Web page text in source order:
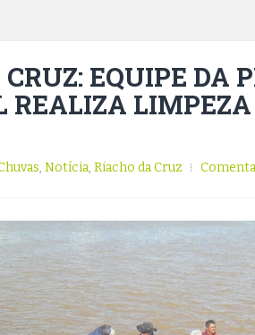
EQUIPE DA
REALIZA LIMPEZA
,Notícia,Riacho da Cruz